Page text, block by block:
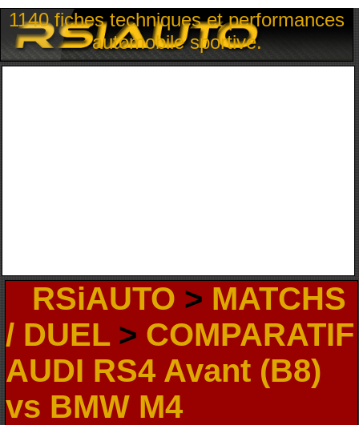
1140 fiches techniques et performances
automobile sportive.
RSiAUTO > MATCHS
/ DUEL> COMPARATIF
AUDI RS4 Avant (B8)
vs BMW M4